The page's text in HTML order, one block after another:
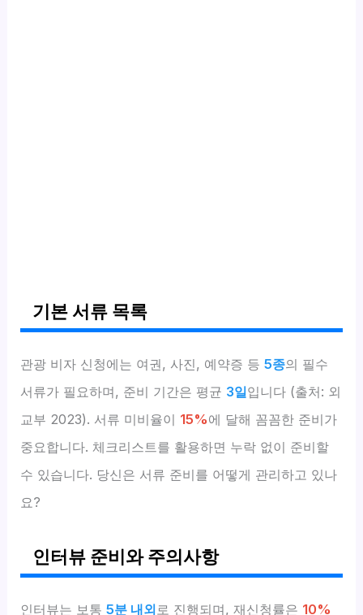
기본 서류 목록
관광 비자 신청에는 여권, 사진, 예약증 등5종의 필수
서류가 필요하며, 준비 기간은 평균 3일입니다 (출처: 외
교부 2023). 서류 미비율이 15%에 달해 꼼꼼한 준비가
중요합니다. 체크리스트를 활용하면 누락 없이 준비할
수 있습니다. 당신은 서류 준비를 어떻게 관리하고 있나
요?
인터뷰 준비와 주의사항
인터뷰는 보통5분 내외 로 진행되며, 재신청률은 10%